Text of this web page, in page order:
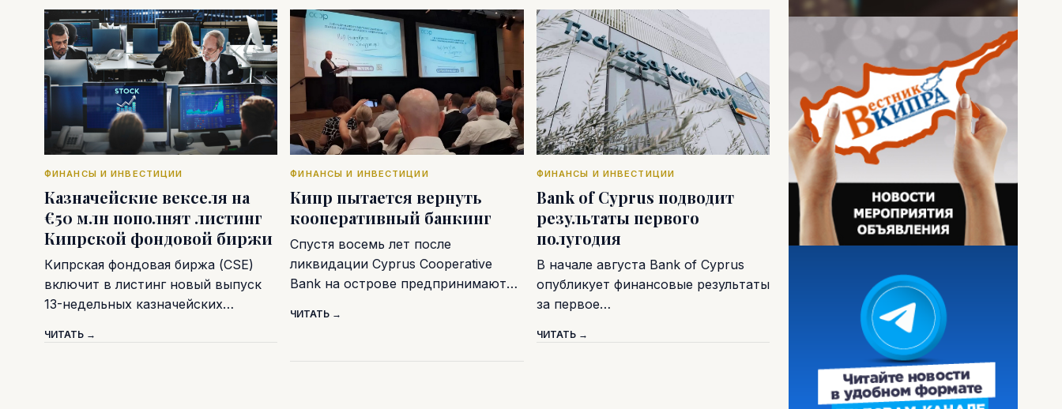
ФИНАНСЫ И ИНВЕСТИЦИИ
Казначейские векселя на
€50 млн пополнят листинг
Кипрской фондовой биржи
Кипрская фондовая биржа (CSE)
включит в листинг новый выпуск
13-недельных казначейских…
ЧИТАТЬ →
ФИНАНСЫ И ИНВЕСТИЦИИ
Кипр пытается вернуть
кооперативный банкинг
Спустя восемь лет после
ликвидации Cyprus Cooperative
Bank на острове предпринимают…
ЧИТАТЬ →
ФИНАНСЫ И ИНВЕСТИЦИИ
Bank of Cyprus подводит
результаты первого
полугодия
В начале августа Bank of Cyprus
опубликует финансовые результаты
за первое…
ЧИТАТЬ →